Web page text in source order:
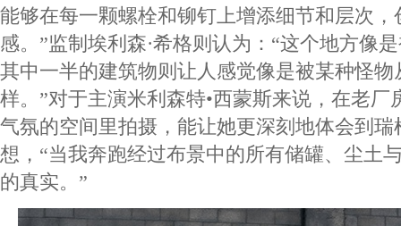
能够在每一颗螺栓和铆钉上增添细节和层次
感。”监制埃利森·希格则认为：“这个地方像
其中一半的建筑物则让人感觉像是被某种怪物
样。”对于主演米利森特•西蒙斯来说，在老厂
气氛的空间里拍摄，能让她更深刻地体会到
想，“当我奔跑经过布景中的所有储罐、尘土
的真实。”